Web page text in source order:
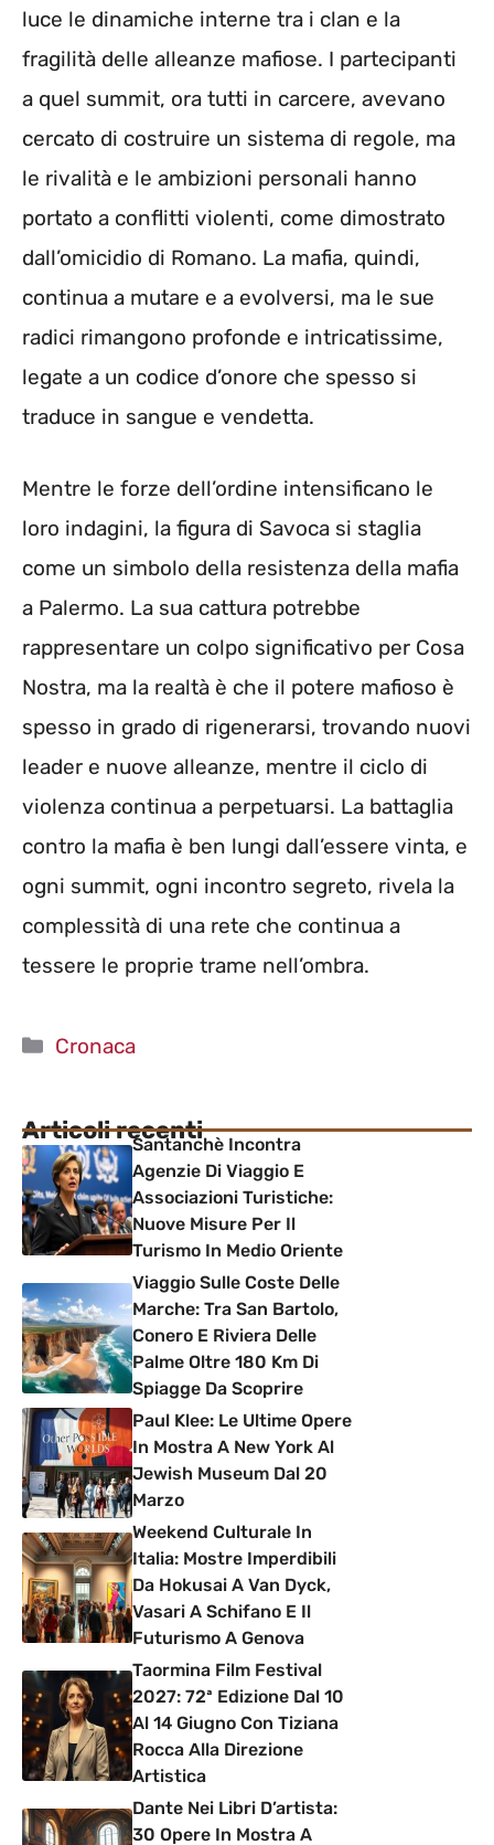
luce le dinamiche interne tra i clan e la
fragilità delle alleanze mafiose. I partecipanti
a quel summit, ora tutti in carcere, avevano
cercato di costruire un sistema di regole, ma
le rivalità e le ambizioni personali hanno
portato a conflitti violenti, come dimostrato
dall’omicidio di Romano. La mafia, quindi,
continua a mutare e a evolversi, ma le sue
radici rimangono profonde e intricatissime,
legate a un codice d’onore che spesso si
traduce in sangue e vendetta.
Mentre le forze dell’ordine intensificano le
loro indagini, la figura di Savoca si staglia
come un simbolo della resistenza della mafia
a Palermo. La sua cattura potrebbe
rappresentare un colpo significativo per Cosa
Nostra, ma la realtà è che il potere mafioso è
spesso in grado di rigenerarsi, trovando nuovi
leader e nuove alleanze, mentre il ciclo di
violenza continua a perpetuarsi. La battaglia
contro la mafia è ben lungi dall’essere vinta, e
ogni summit, ogni incontro segreto, rivela la
complessità di una rete che continua a
tessere le proprie trame nell’ombra.
Categorie
Cronaca
Articoli recentiSantanchè Incontra
Agenzie Di Viaggio E
Associazioni Turistiche:
Nuove Misure Per Il
Turismo In Medio Oriente
Viaggio Sulle Coste Delle
Marche: Tra San Bartolo,
Conero E Riviera Delle
Palme Oltre 180 Km Di
Spiagge Da Scoprire
Paul Klee: Le Ultime Opere
In Mostra A New York Al
Jewish Museum Dal 20
Marzo
Weekend Culturale In
Italia: Mostre Imperdibili
Da Hokusai A Van Dyck,
Vasari A Schifano E Il
Futurismo A Genova
Taormina Film Festival
2027: 72ª Edizione Dal 10
Al 14 Giugno Con Tiziana
Rocca Alla Direzione
Artistica
Dante Nei Libri D’artista:
30 Opere In Mostra A